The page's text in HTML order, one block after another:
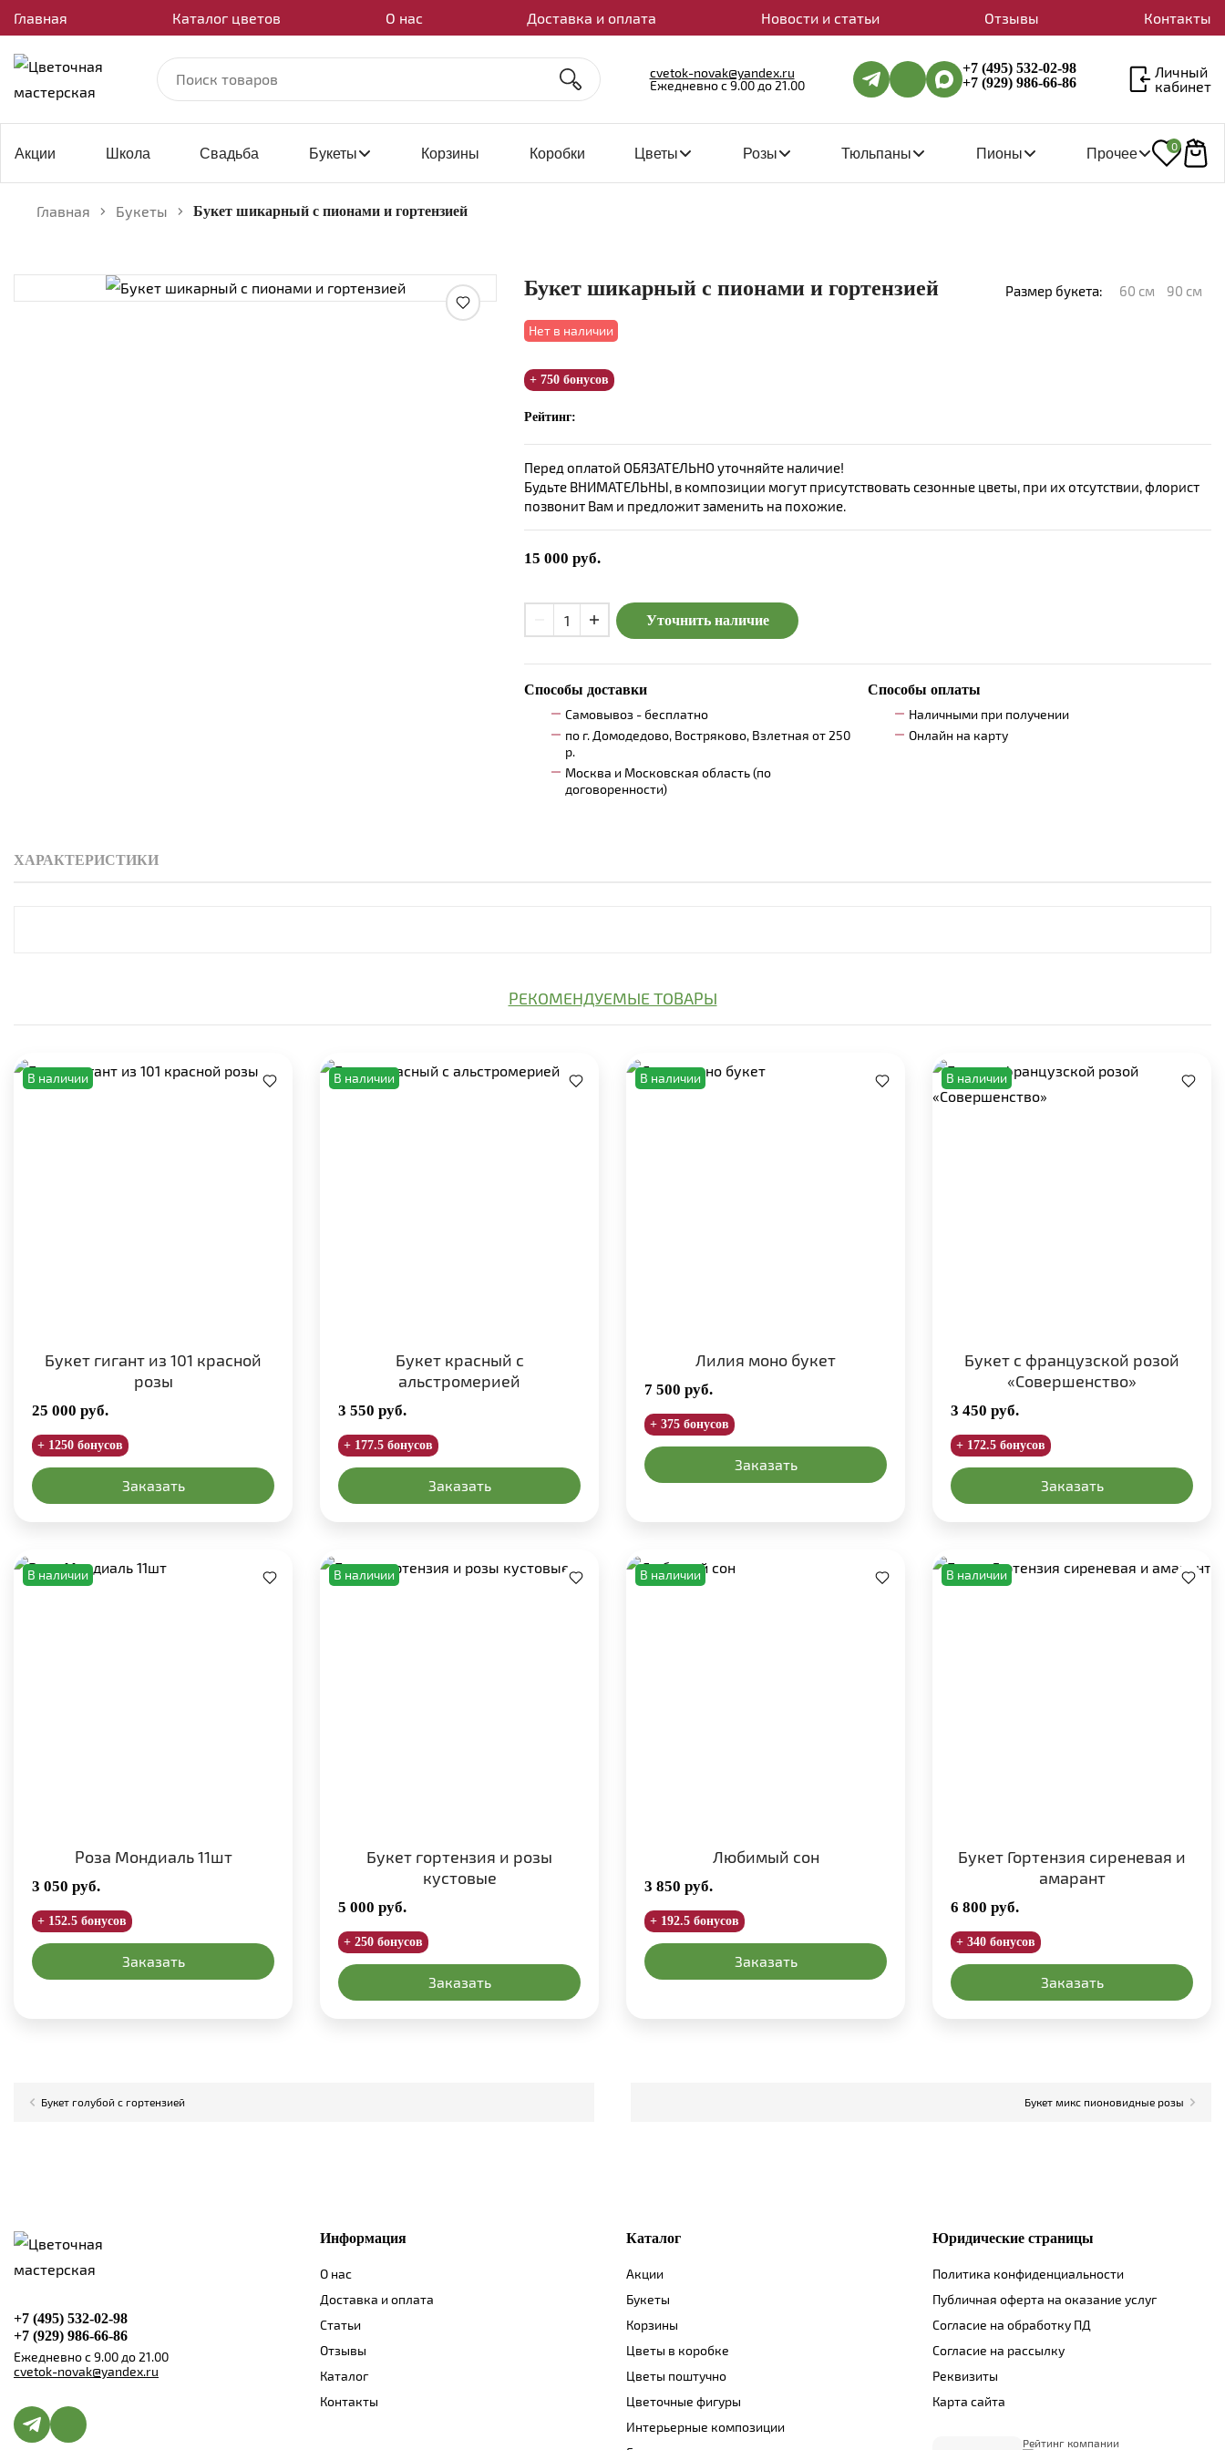
Главная Каталог цветов О нас Доставка и оплата Новости и статьи Отзывы Контакты
cvetok-novak@yandex.ru
Ежедневно с 9.00 до 21.00
+7 (495) 532-02-98
+7 (929) 986-66-86
Личный
кабинет
Акции Школа Свадьба Букеты Корзины Коробки Цветы Розы Тюльпаны Пионы Прочее 0
Главная Букеты Букет шикарный с пионами и гортензией
Увеличить Размер букета: 60 см 90 см
Букет шикарный с пионами и гортензией
Нет в наличии
+ 750 бонусов
Рейтинг:
Перед оплатой ОБЯЗАТЕЛЬНО уточняйте наличие!
Будьте ВНИМАТЕЛЬНЫ, в композиции могут присутствовать сезонные цветы, при их отсутствии, флорист
позвонит Вам и предложит заменить на похожие.
15 000 руб.
Уточнить наличие
Способы доставки
Самовывоз - бесплатно
по г. Домодедово, Востряково, Взлетная от 250
р.
Москва и Московская область (по
договоренности)
Способы оплаты
Наличными при получении
Онлайн на карту
ХАРАКТЕРИСТИКИ
Букет голубой с гортензией Букет микс пионовидные розы
РЕКОМЕНДУЕМЫЕ ТОВАРЫ
В наличии
Букет гигант из 101 красной
розы
25 000 руб.
+ 1250 бонусов
Заказать
В наличии
Букет красный с
альстромерией
3 550 руб.
+ 177.5 бонусов
Заказать
В наличии
Лилия моно букет
7 500 руб.
+ 375 бонусов
Заказать
В наличии
Букет с французской розой
«Совершенство»
3 450 руб.
+ 172.5 бонусов
Заказать
В наличии
Роза Мондиаль 11шт
3 050 руб.
+ 152.5 бонусов
Заказать
В наличии
Букет гортензия и розы
кустовые
5 000 руб.
+ 250 бонусов
Заказать
В наличии
Любимый сон
3 850 руб.
+ 192.5 бонусов
Заказать
В наличии
Букет Гортензия сиреневая и
амарант
6 800 руб.
+ 340 бонусов
Заказать
+7 (495) 532-02-98
+7 (929) 986-66-86
Ежедневно с 9.00 до 21.00
cvetok-novak@yandex.ru
Информация
О нас
Доставка и оплата
Статьи
Отзывы
Каталог
Контакты
Каталог
Акции
Букеты
Корзины
Цветы в коробке
Цветы поштучно
Цветочные фигуры
Интерьерные композиции
Юридические страницы
Политика конфиденциальности
Публичная оферта на оказание услуг
Согласие на обработку ПД
Согласие на рассылку
Реквизиты
Карта сайта
Рейтинг компании